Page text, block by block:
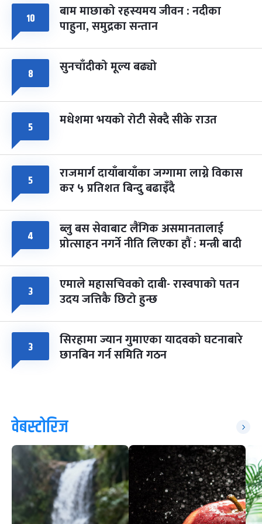
८ फागुपूर्णिमा
चैत्र ८, २०८३-Mar 22, 2027
७ महिना बाँकी
१० बाम माछाको रहस्यमय जीवन : नदीका
पाहुना, समुद्रका सन्तान
८ सुनचाँदीको मूल्य बढ्यो
५ मधेशमा भयको रोटी सेक्दै सीके राउत
५ राजमार्ग दायाँबायाँका जग्गामा लाग्ने विकास
कर ५ प्रतिशत बिन्दु बढाइँदै
४ ब्लु बस सेवाबाट लैंगिक असमानतालाई
प्रोत्साहन नगर्ने नीति लिएका हौं : मन्त्री बादी
३ एमाले महासचिवको दाबी- रास्वपाको पतन
उदय जत्तिकै छिटो हुन्छ
३ सिरहामा ज्यान गुमाएका यादवको घटनाबारे
छानबिन गर्न समिति गठन
वेबस्टोरिज